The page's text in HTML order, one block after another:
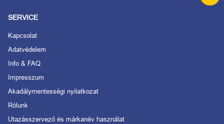
SERVICE
Kapcsolat
Adatvédelem
Info & FAQ
Impresszum
Akadálymentességi nyilatkozat
Rólunk
Utazásszervező és márkanév használat